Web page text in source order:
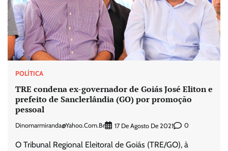
POLÍTICA
TRE condena ex-governador de Goiás José Eliton e
prefeito de Sanclerlândia (GO) por promoção
pessoal
Dinomarmiranda@yahoo.com.br 17 De Agosto De 2021 0
O Tribunal Regional Eleitoral de Goiás (TRE/GO), à